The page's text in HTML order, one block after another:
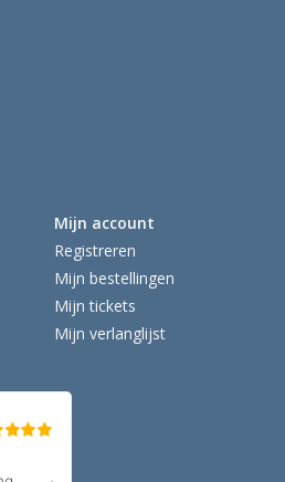
Mijn account
Registreren
Mijn bestellingen
Mijn tickets
Mijn verlanglijst